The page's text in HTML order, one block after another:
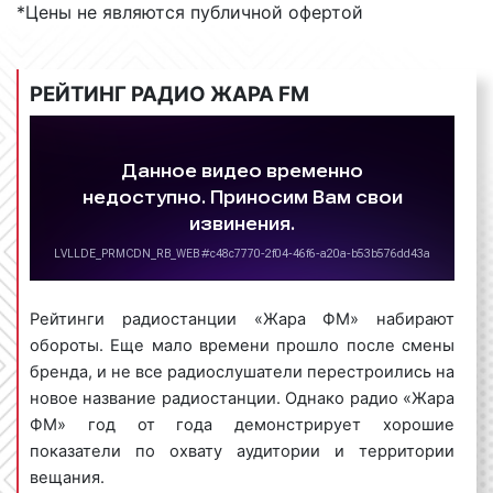
зарубежная в пропорции 50%/50%. Главными
вещания планируется к расширению. Радиостанция
Краснодарском крае. Сотни успешных
собственников бизнеса ежедневно размещают
рекламные ролики именно на частоте «Жара FM».
Виды рекламных роликов на радио
Жара ФМ в Туапсе
Рекламные ролики на радио «Жара FM» в Туапсе
бывают следующих видов:
– текст, который читает диктор или
*Цены не являются публичной офертой
РЕЙТИНГ РАДИО ЖАРА FM
Рейтинги радиостанции «Жара ФМ» набирают
обороты. Еще мало времени прошло после смены
бренда, и не все радиослушатели перестроились на
новое название радиостанции. Однако радио «Жара
ФМ» год от года демонстрирует хорошие
показатели по охвату аудитории и территории
вещания.